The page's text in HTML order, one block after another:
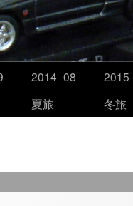
2014_08_
夏旅
冬旅